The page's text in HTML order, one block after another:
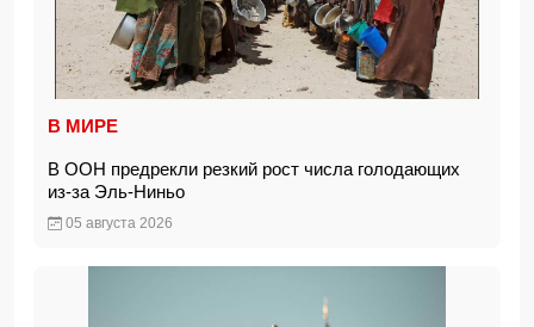
В МИРЕ
В ООН предрекли резкий рост числа голодающих
из-за Эль-Ниньо
05 августа 2026